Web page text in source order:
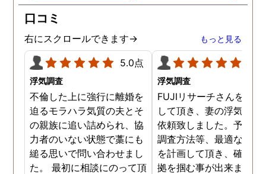
口コミ
右にスクロールできます→ もっと見る
5.0点
浮気調査
不倫した上に強行に離婚を
迫るモラハラ気質の夫とそ
の親族に追い詰められ、協
力者のいない状態で藁にも
縋る思いで問い合わせまし
た。 最初に相談にのって頂
浮気調査
FUJIリサーチさんをご紹
して頂き、妻の浮気調査
依頼致しました。予算か
調査方法等、最適なやり
を計画して頂き、確実な
拠を掴む事が出来ました